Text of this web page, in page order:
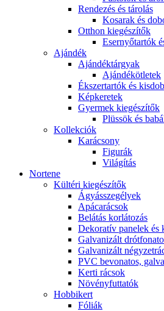
Rendezés és tárolás
Kosarak és
Otthon kiegészítők
Esernyőtartók
Ajándék
Ajándéktárgyak
Ajándékötletek
Ékszertartók és
Képkeretek
Gyermek kiegészítők
Plüssök és
Kollekciók
Karácsony
Figurák
Világítás
Nortene
Kültéri kiegészítők
Ágyásszegélyek
Apácarácsok
Belátás korlátozás
Dekoratív panelek és
Galvanizált
Galvanizált
PVC bevonatos,
Kerti rácsok
Növényfuttatók
Hobbikert
Fóliák